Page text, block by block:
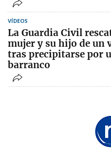
VÍDEOS
La Guardia Civil
mujer y su hijo de un
tras precipitarse por
barranco